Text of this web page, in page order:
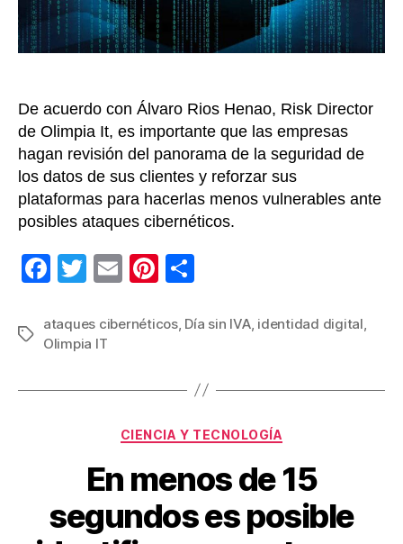
IVA
De acuerdo con Álvaro Rios Henao, Risk Director
de Olimpia It, es importante que las empresas
hagan revisión del panorama de la seguridad de
los datos de sus clientes y reforzar sus
plataformas para hacerlas menos vulnerables ante
posibles ataques cibernéticos.
F
c
e
b
T
tt
er
E
ail
Pi
er
st
m
ar
Etiquetas
ataques cibernéticos, Día sin IVA, identidad digital,
Olimpia IT
Categorías
CIENCIA Y TECNOLOGÍA
En menos de 15
segundos es posible